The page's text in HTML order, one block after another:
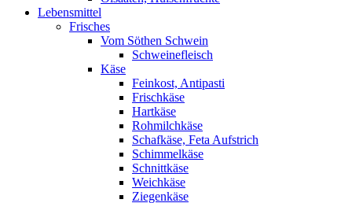
Lebensmittel
Frisches
Vom Söthen Schwein
Schweinefleisch
Käse
Feinkost, Antipasti
Frischkäse
Hartkäse
Rohmilchkäse
Schafkäse, Feta Aufstrich
Schimmelkäse
Schnittkäse
Weichkäse
Ziegenkäse